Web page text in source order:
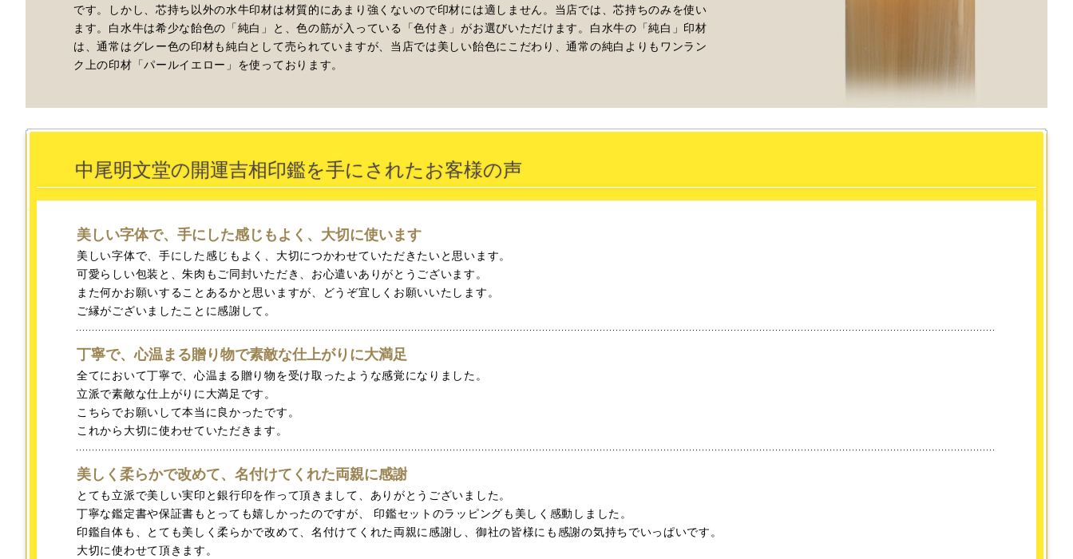
です。しかし、芯持ち以外の水牛印材は材質的にあまり強くないので印材には適しません。当店では、芯持ちのみを使い
ます。白水牛は希少な飴色の「純白」と、色の筋が入っている「色付き」がお選びいただけます。白水牛の「純白」印材
は、通常はグレー色の印材も純白として売られていますが、当店では美しい飴色にこだわり、通常の純白よりもワンラン
ク上の印材「パールイエロー」を使っております。
中尾明文堂の開運吉相印鑑を手にされたお客様の声
美しい字体で、手にした感じもよく、大切に使います
美しい字体で、手にした感じもよく、大切につかわせていただきたいと思います。
可愛らしい包装と、朱肉もご同封いただき、お心遣いありがとうございます。
また何かお願いすることあるかと思いますが、どうぞ宜しくお願いいたします。
ご縁がございましたことに感謝して。
丁寧で、心温まる贈り物で素敵な仕上がりに大満足
全てにおいて丁寧で、心温まる贈り物を受け取ったような感覚になりました。
立派で素敵な仕上がりに大満足です。
こちらでお願いして本当に良かったです。
これから大切に使わせていただきます。
美しく柔らかで改めて、名付けてくれた両親に感謝
とても立派で美しい実印と銀行印を作って頂きまして、ありがとうございました。
丁寧な鑑定書や保証書もとっても嬉しかったのですが、 印鑑セットのラッピングも美しく感動しました。
印鑑自体も、とても美しく柔らかで改めて、名付けてくれた両親に感謝し、御社の皆様にも感謝の気持ちでいっぱいです。
大切に使わせて頂きます。